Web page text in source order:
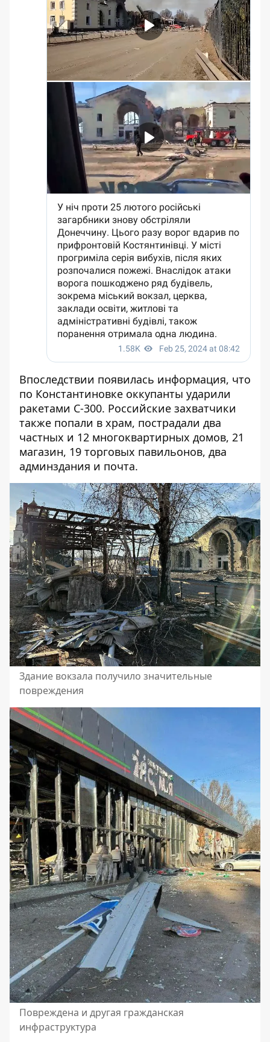
Впоследствии появилась информация, что
по Константиновке оккупанты ударили
ракетами С-300. Российские захватчики
также попали в храм, пострадали два
частных и 12 многоквартирных домов, 21
магазин, 19 торговых павильонов, два
админздания и почта.
Здание вокзала получило значительные
повреждения
Повреждена и другая гражданская
инфраструктура